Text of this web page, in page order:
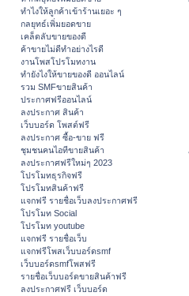
ทําไงให้ลูกค้าเข้าร้านเยอะ ๆ
กลยุทธ์เพิ่มยอดขาย
เคล็ดลับขายของดี
ค้าขายไม่ดีทำอย่างไรดี
งานโพสโปรโมทงาน
ทํายังไงให้ขายของดี ออนไลน์
รวม SMFขายสินค้า
ประกาศฟรีออนไลน์
ลงประกาศ สินค้า
เว็บบอร์ด โพสต์ฟรี
ลงประกาศ ซื้อ-ขาย ฟรี
ชุมชนคนไอทีขายสินค้า
ลงประกาศฟรีใหม่ๆ 2023
โปรโมทธุรกิจฟรี
โปรโมทสินค้าฟรี
แจกฟรี รายชื่อเว็บลงประกาศฟรี
โปรโมท Social
โปรโมท youtube
แจกฟรี รายชื่อเว็บ
แจกฟรีโพสเว็บบอร์ดsmf
เว็บบอร์ดsmfโพสฟรี
รายชื่อเว็บบอร์ดขายสินค้าฟรี
ลงประกาศฟรี เว็บบอร์ด